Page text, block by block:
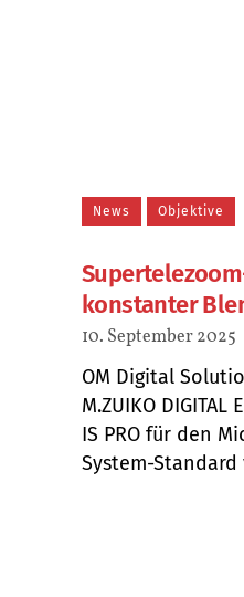
News Objektive
konstanter
10. September 2025
OM Digital
M.ZUIKO DIGITAL
IS PRO für den
System-